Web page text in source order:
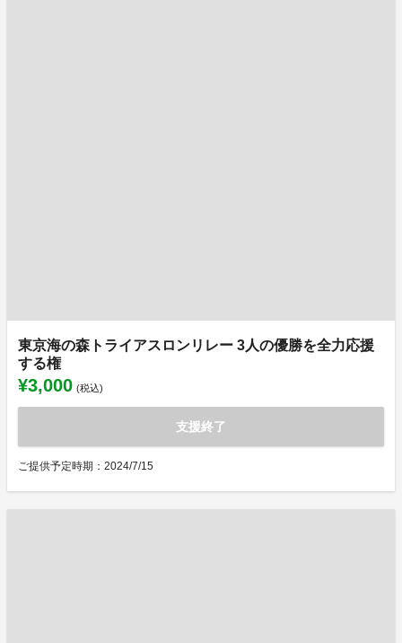
東京海の森トライアスロンリレー 3人の優勝を全力応援
する権
¥3,000 (税込)
支援終了
ご提供予定時期：2024/7/15